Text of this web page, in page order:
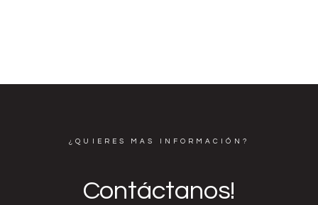
¿QUIERES MAS INFORMACIÓN?
Contáctanos!